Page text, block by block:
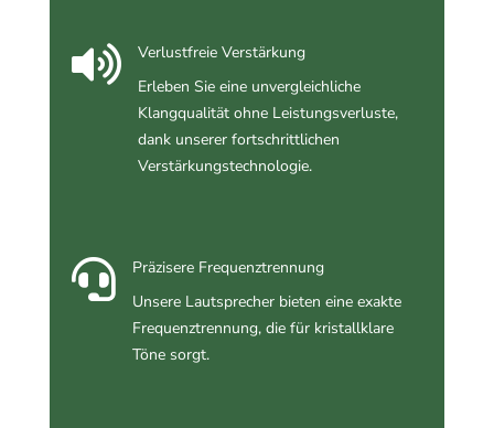

Verlustfreie Verstärkung
Erleben Sie eine unvergleichliche
Klangqualität ohne Leistungsverluste,
dank unserer fortschrittlichen
Verstärkungstechnologie.

Präzisere Frequenztrennung
Unsere Lautsprecher bieten eine exakte
Frequenztrennung, die für kristallklare
Töne sorgt.